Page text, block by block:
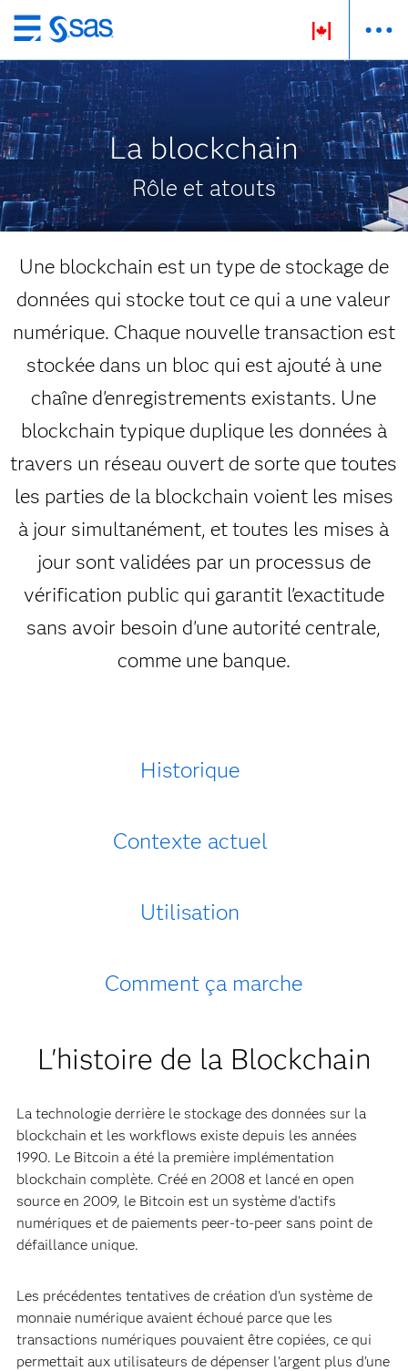
Passer
au
contenu
principal
La blockchain
Rôle et atouts
Une blockchain est un type de stockage de
données qui stocke tout ce qui a une valeur
numérique. Chaque nouvelle transaction est
stockée dans un bloc qui est ajouté à une
chaîne d'enregistrements existants. Une
blockchain typique duplique les données à
travers un réseau ouvert de sorte que toutes
les parties de la blockchain voient les mises
à jour simultanément, et toutes les mises à
jour sont validées par un processus de
vérification public qui garantit l'exactitude
sans avoir besoin d'une autorité centrale,
comme une banque.
Historique
Contexte actuel
Utilisation
Comment ça marche
L'histoire de la Blockchain
La technologie derrière le stockage des données sur la
blockchain et les workflows existe depuis les années
1990. Le Bitcoin a été la première implémentation
blockchain complète. Créé en 2008 et lancé en open
source en 2009, le Bitcoin est un système d'actifs
numériques et de paiements peer-to-peer sans point de
défaillance unique.
Les précédentes tentatives de création d'un système de
monnaie numérique avaient échoué parce que les
transactions numériques pouvaient être copiées, ce qui
permettait aux utilisateurs de dépenser l'argent plus d'une